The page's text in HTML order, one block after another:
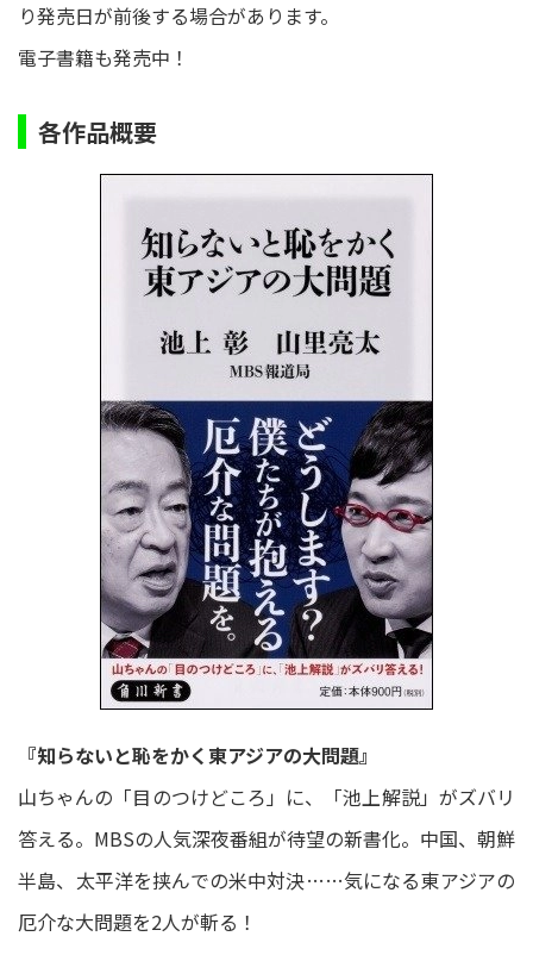
り発売日が前後する場合があります。
電子書籍も発売中！
各作品概要
『知らないと恥をかく東アジアの大問題』
山ちゃんの「目のつけどころ」に、「池上解説」がズバリ
答える。MBSの人気深夜番組が待望の新書化。中国、朝鮮
半島、太平洋を挟んでの米中対決……気になる東アジアの
厄介な大問題を2人が斬る！